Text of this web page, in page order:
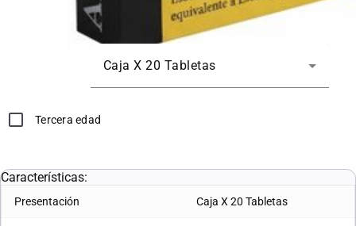
Caja X 20 Tabletas
Tercera edad
Características:
Presentación Caja X 20 Tabletas